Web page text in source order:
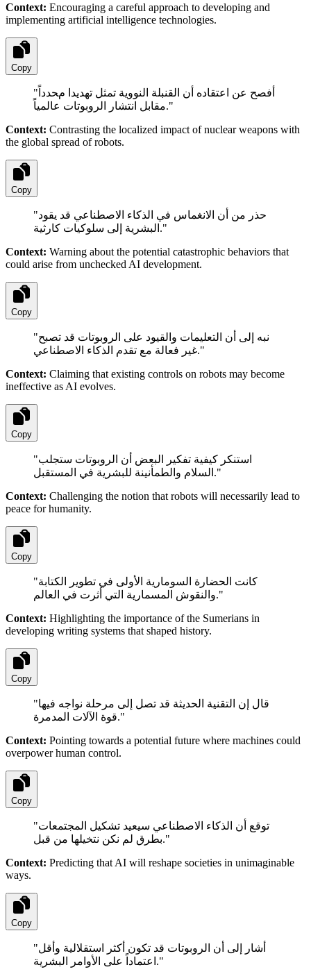
Context: Encouraging a careful approach to developing and
implementing artificial intelligence technologies.
Copy
" أفصح عن اعتقاده أن القنبلة النووية تمثل تهديدا محدداً
مقابل انتشار الروبوتات عالمياً."
Context: Contrasting the localized impact of nuclear weapons with
the global spread of robots.
Copy
"حذر من أن الانغماس في الذكاء الاصطناعي قد يقود
البشرية إلى سلوكيات كارثية."
Context: Warning about the potential catastrophic behaviors that
could arise from unchecked AI development.
Copy
"نبه إلى أن التعليمات والقيود على الروبوتات قد تصبح
غير فعالة مع تقدم الذكاء الاصطناعي."
Context: Claiming that existing controls on robots may become
ineffective as AI evolves.
Copy
"استنكر كيفية تفكير البعض أن الروبوتات ستجلب
السلام والطمأنينة للبشرية في المستقبل."
Context: Challenging the notion that robots will necessarily lead to
peace for humanity.
Copy
"كانت الحضارة السومارية الأولى في تطوير الكتابة
والنقوش المسمارية التي أثرت في العالم."
Context: Highlighting the importance of the Sumerians in
developing writing systems that shaped history.
Copy
"قال إن التقنية الحديثة قد تصل إلى مرحلة نواجه فيها
قوة الآلات المدمرة."
Context: Pointing towards a potential future where machines could
overpower human control.
Copy
"توقع أن الذكاء الاصطناعي سيعيد تشكيل المجتمعات
بطرق لم نكن نتخيلها من قبل."
Context: Predicting that AI will reshape societies in unimaginable
ways.
Copy
"أشار إلى أن الروبوتات قد تكون أكثر استقلالية وأقل
اعتماداً على الأوامر البشرية."